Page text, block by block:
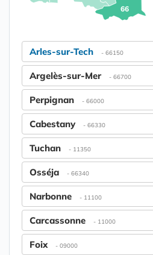
66
Arles-sur-Tech - 66150
Argelès-sur-Mer - 66700
Perpignan - 66000
Cabestany - 66330
Tuchan - 11350
Osséja - 66340
Narbonne - 11100
Carcassonne - 11000
Foix - 09000